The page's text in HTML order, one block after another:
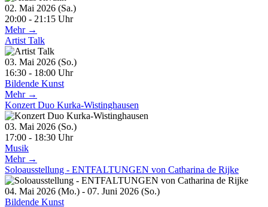
02. Mai 2026 (Sa.)
20:00 - 21:15 Uhr
Mehr →
Artist Talk
03. Mai 2026 (So.)
16:30 - 18:00 Uhr
Bildende Kunst
Mehr →
Konzert Duo Kurka-Wistinghausen
03. Mai 2026 (So.)
17:00 - 18:30 Uhr
Musik
Mehr →
Soloausstellung - ENTFALTUNGEN von Catharina de Rijke
04. Mai 2026 (Mo.) - 07. Juni 2026 (So.)
Bildende Kunst